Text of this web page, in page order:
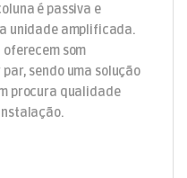
é passiva e
unidade amplificada.
oferecem som
par, sendo uma solução
procura qualidade